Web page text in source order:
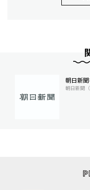
朝日新
朝日新聞（